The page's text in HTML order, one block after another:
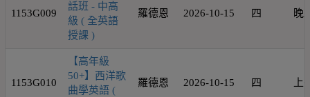
1153G009
話班 - 中高
級 ( 全英語
授課 )
羅德恩 2026-10-15 四 晚
1153G010
【高年級
50+】西洋歌
曲學英語 (
羅德恩 2026-10-15 四 上